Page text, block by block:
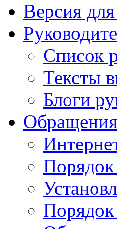
Версия
Список
Тексты
Блоги
Обращения